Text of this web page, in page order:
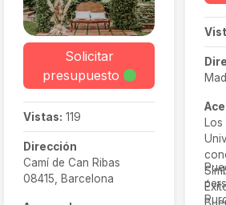
Solicitar
presupuesto
Vistas: 119
Dirección
Camí de Can Ribas
08415, Barcelona